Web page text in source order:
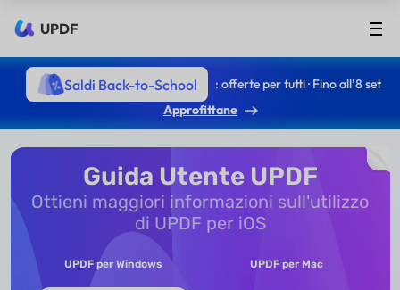
UPDF
Saldi Back-to-School
: offerte per tutti · Fino all’8 set
Approfittane
Guida Utente UPDF
Ottieni maggiori informazioni sull'utilizzo
di UPDF per iOS
UPDF per Windows UPDF per Mac